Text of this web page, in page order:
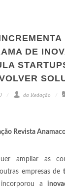
DE
da Redação
Revista
ampliar as
empresas de
a